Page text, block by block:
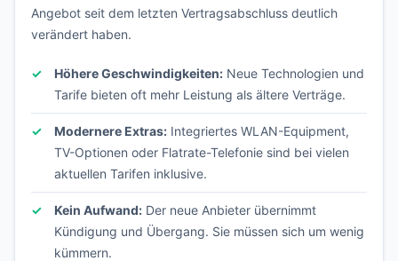
Angebot seit dem letzten Vertragsabschluss deutlich
verändert haben.
Höhere Geschwindigkeiten: Neue Technologien und
Tarife bieten oft mehr Leistung als ältere Verträge.
Modernere Extras: Integriertes WLAN-Equipment,
TV-Optionen oder Flatrate-Telefonie sind bei vielen
aktuellen Tarifen inklusive.
Kein Aufwand: Der neue Anbieter übernimmt
Kündigung und Übergang. Sie müssen sich um wenig
kümmern.